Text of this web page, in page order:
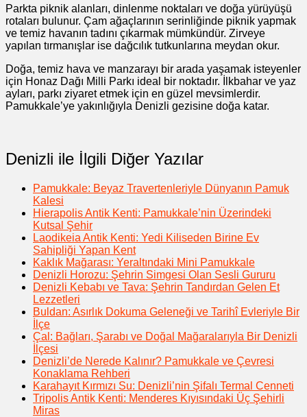
Parkta piknik alanları, dinlenme noktaları ve doğa yürüyüşü
rotaları bulunur. Çam ağaçlarının serinliğinde piknik yapmak
ve temiz havanın tadını çıkarmak mümkündür. Zirveye
yapılan tırmanışlar ise dağcılık tutkunlarına meydan okur.
Doğa, temiz hava ve manzarayı bir arada yaşamak isteyenler
için Honaz Dağı Milli Parkı ideal bir noktadır. İlkbahar ve yaz
ayları, parkı ziyaret etmek için en güzel mevsimlerdir.
Pamukkale’ye yakınlığıyla Denizli gezisine doğa katar.
Denizli ile İlgili Diğer Yazılar
Pamukkale: Beyaz Travertenleriyle Dünyanın Pamuk
Kalesi
Hierapolis Antik Kenti: Pamukkale’nin Üzerindeki
Kutsal Şehir
Laodikeia Antik Kenti: Yedi Kiliseden Birine Ev
Sahipliği Yapan Kent
Kaklık Mağarası: Yeraltındaki Mini Pamukkale
Denizli Horozu: Şehrin Simgesi Olan Sesli Gururu
Denizli Kebabı ve Tava: Şehrin Tandırdan Gelen Et
Lezzetleri
Buldan: Asırlık Dokuma Geleneği ve Tarihî Evleriyle Bir
İlçe
Çal: Bağları, Şarabı ve Doğal Mağaralarıyla Bir Denizli
İlçesi
Denizli’de Nerede Kalınır? Pamukkale ve Çevresi
Konaklama Rehberi
Karahayıt Kırmızı Su: Denizli’nin Şifalı Termal Cenneti
Tripolis Antik Kenti: Menderes Kıyısındaki Üç Şehirli
Miras